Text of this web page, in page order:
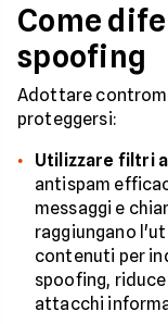
Come
spoofing
Adottare
proteggersi:
Utilizzare filtri
antispam
messaggi e
raggiungano
contenuti per
spoofing,
attacchi